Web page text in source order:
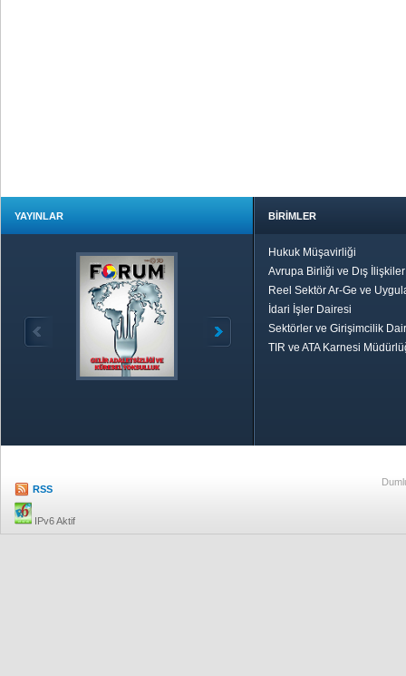
YAYINLAR BİRİMLER
Hukuk Müşavirliği
Avrupa Birliği ve Dış
Reel Sektör Ar-Ge ve
İdari İşler Dairesi
Sektörler ve Girişimcilik
TIR ve ATA Karnesi
RSS
IPv6 Aktif